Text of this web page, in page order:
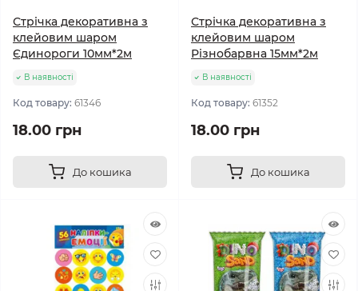
Стрічка декоративна з
клейовим шаром
Єдинороги 10мм*2м
В наявності
Код товару: 61346
18.00 грн
До кошика
Стрічка декоративна з
клейовим шаром
Різнобарвна 15мм*2м
В наявності
Код товару: 61352
18.00 грн
До кошика